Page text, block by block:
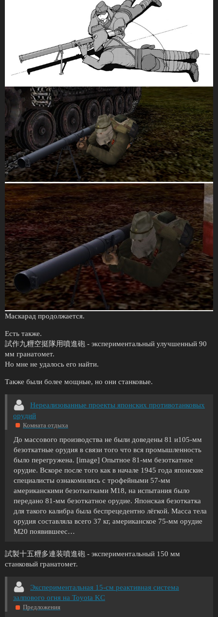
Маскарад продолжается.
Есть также.
試作九糎空挺隊用噴進砲 - экспериментальный улучшенный 90
мм гранатомет.
Но мне не удалось его найти.
Также были более мощные, но они станковые.
Нереализованные проекты японских противотанковых
орудий
Комната отдыха
До массового производства не были доведены 81 и105-мм
безоткатные орудия в связи того что вся промышленность
было перегружена. [image] Опытное 81-мм безоткатное
орудие. Вскоре после того как в начале 1945 года японские
специалисты ознакомились с трофейными 57-мм
американскими безоткатками М18, на испытания было
передано 81-мм безоткатное орудие. Японская безоткатка
для такого калибра была беспрецедентно лёгкой. Масса тела
орудия составляла всего 37 кг, американское 75-мм орудие
М20 появившеес…
試製十五糎多連装噴進砲 - экспериментальный 150 мм
станковый гранатомет.
Экспериментальная 15-см реактивная система
залпового огня на Toyota KC
Предложения